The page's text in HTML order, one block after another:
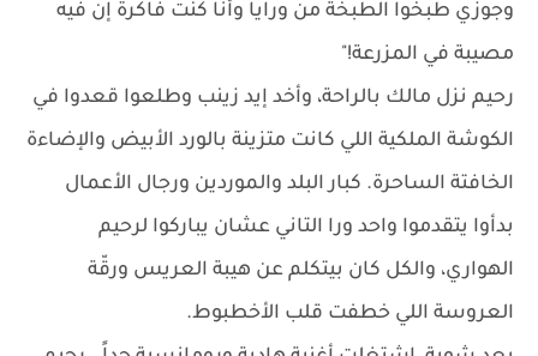
وجوزي طبخوا الطبخة من ورايا وأنا كنت فاكرة إن فيه
مصيبة في المزرعة!"
رحيم نزل مالك بالراحة، وأخد إيد زينب وطلعوا قعدوا في
الكوشة الملكية اللي كانت متزينة بالورد الأبيض والإضاءة
الخافتة الساحرة. كبار البلد والموردين ورجال الأعمال
بدأوا يتقدموا واحد ورا التاني عشان يباركوا لرحيم
الهواري، والكل كان بيتكلم عن هيبة العريس ورقّة
العروسة اللي خطفت قلب الأخطبوط.